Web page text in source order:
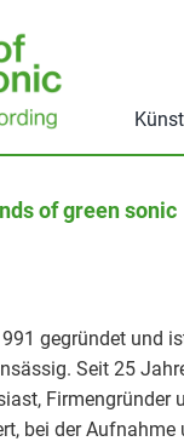
of green sonic
gegründet und
Seit 25
Firmengründer
bei der Aufnahme